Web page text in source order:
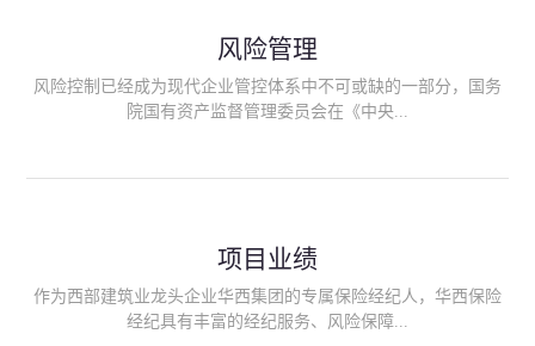
供专业、优质的保险经纪服务。
风险管理
风险控制已经成为现代企业管控体系中不可或缺的一部分，国务
院国有资产监督管理委员会在《中央...
能够为客户降低风险管理成本，提高经营效率；能够为企业提供
从风险评估、风险分析、风险防范、风险转移到灾后防损、索赔
等全方位、全过程、专家式的服务，拓展和深化由保险公司提供
项目业绩
作为西部建筑业龙头企业华西集团的专属保险经纪人，华西保险
经纪具有丰富的经纪服务、风险保障...